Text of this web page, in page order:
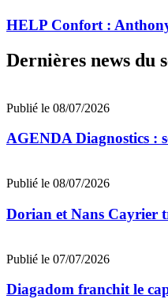
HELP Confort :
Dernières news du
Publié le 08/07/2026
AGENDA Diagnostics :
Publié le 08/07/2026
Dorian et Nans Cayrier
Publié le 07/07/2026
Diagadom franchit le